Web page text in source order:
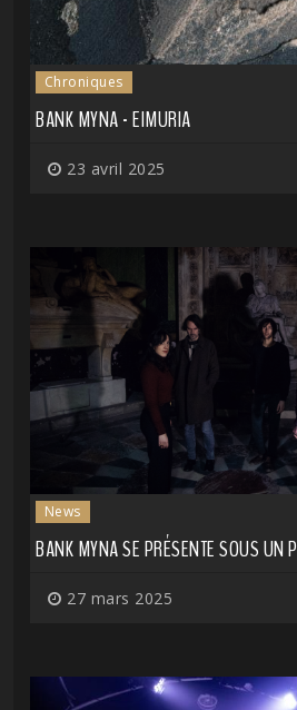
Chroniques
BANK MYNA - EIMURIA
23 avril 2025
News
BANK MYNA SE PRÉSENTE SOUS UN
27 mars 2025